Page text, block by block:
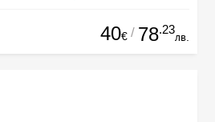
40€ / 78.23
лв.